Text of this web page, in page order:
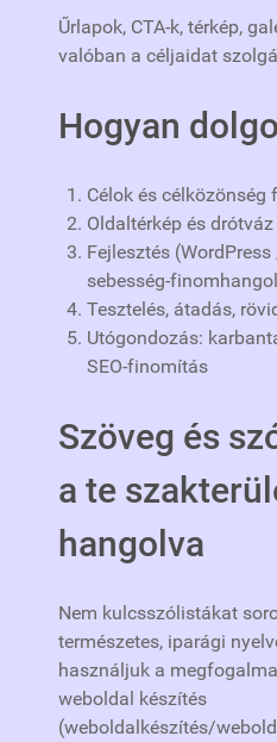
Űrlapok, CTA‑k, térkép,
valóban a céljaidat
Hogyan
Célok és célközönség
Oldaltérkép és
Fejlesztés
Tesztelés, átadás,
Utógondozás:
SEO‑finomítás
Szöveg és
a te
hangolva
Nem kulcsszólistákat
természetes, iparági
használjuk a
weboldal készítés
(weboldalkészítés/